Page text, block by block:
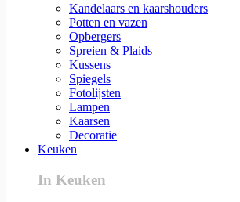
Kandelaars en kaarshouders
Potten en vazen
Opbergers
Spreien & Plaids
Kussens
Spiegels
Fotolijsten
Lampen
Kaarsen
Decoratie
Keuken
In Keuken